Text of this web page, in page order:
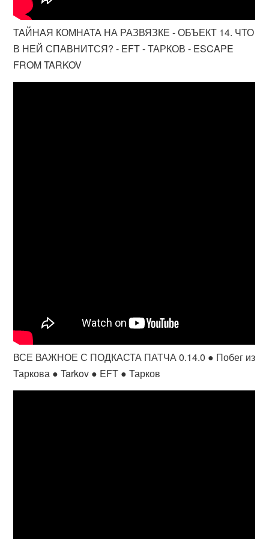
ТАЙНАЯ КОМНАТА НА РАЗВЯЗКЕ - ОБЪЕКТ 14. ЧТО
В НЕЙ СПАВНИТСЯ? - EFT - ТАРКОВ - ESCAPE
FROM TARKOV
ВСЕ ВАЖНОЕ С ПОДКАСТА ПАТЧА 0.14.0 ● Побег из
Таркова ● Tarkov ● EFT ● Тарков